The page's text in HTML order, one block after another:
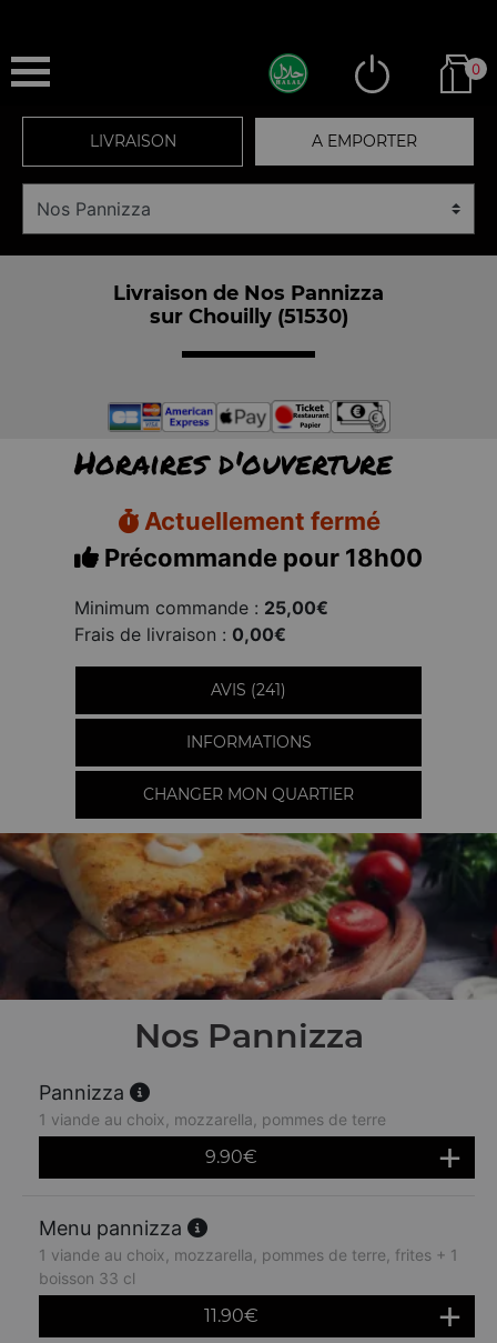
0
LIVRAISON A EMPORTER
Livraison de Nos Pannizza
sur Chouilly (51530)
Horaires d'ouverture
Actuellement fermé
Précommande pour 18h00
Minimum commande : 25,00€
Frais de livraison : 0,00€
AVIS (241)
INFORMATIONS
CHANGER MON QUARTIER
Nos Pannizza
Pannizza
1 viande au choix, mozzarella, pommes de terre
9.90€
Menu pannizza
1 viande au choix, mozzarella, pommes de terre, frites + 1
boisson 33 cl
11.90€